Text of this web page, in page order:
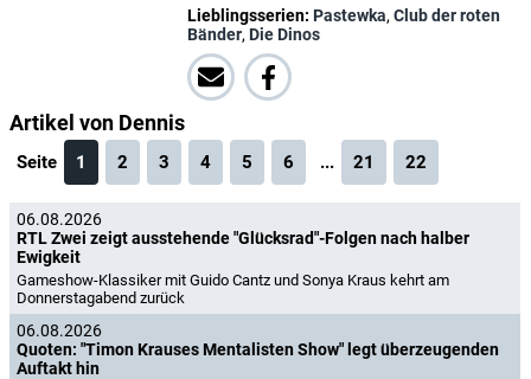
Lieblingsserien: Pastewka, Club der roten
Bänder, Die Dinos
Artikel von Dennis
Seite 1 2 3 4 5 6 ... 21 22
06.08.2026
RTL Zwei zeigt ausstehende "Glücksrad"-Folgen nach halber
Ewigkeit
Gameshow-Klassiker mit Guido Cantz und Sonya Kraus kehrt am
Donnerstagabend zurück
06.08.2026
Quoten: "Timon Krauses Mentalisten Show" legt überzeugenden
Auftakt hin